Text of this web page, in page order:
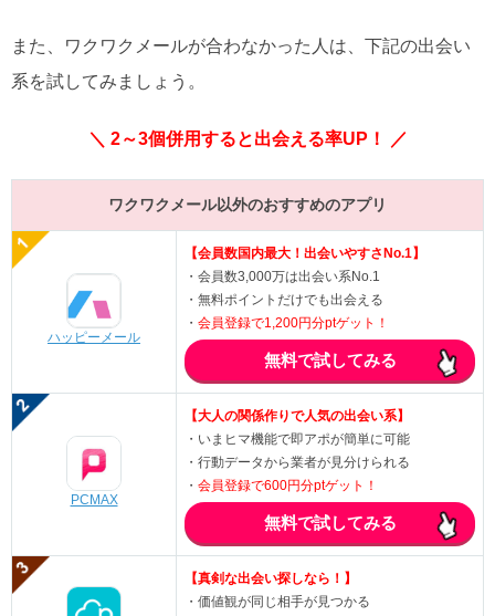
また、ワクワクメールが合わなかった人は、下記の出会い
系を試してみましょう。
＼ 2～3個併用すると出会える率UP！ ／
ワクワクメール以外のおすすめのアプリ
ハッピーメール
【会員数国内最大！出会いやすさNo.1】
・会員数3,000万は出会い系No.1
・無料ポイントだけでも出会える
・ 会員登録で1,200円分ptゲット！
無料で試してみる
PCMAX
【大人の関係作りで人気の出会い系】
・いまヒマ機能で即アポが簡単に可能
・行動データから業者が見分けられる
・ 会員登録で600円分ptゲット！
無料で試してみる
【真剣な出会い探しなら！】
・価値観が同じ相手が見つかる